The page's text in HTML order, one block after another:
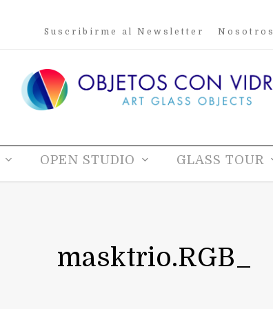
Suscribirme al Newsletter Nosotros
OPEN STUDIO GLASS TOUR
masktrio.RGB_